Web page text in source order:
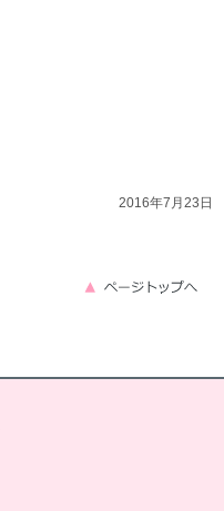
2016年7月23日